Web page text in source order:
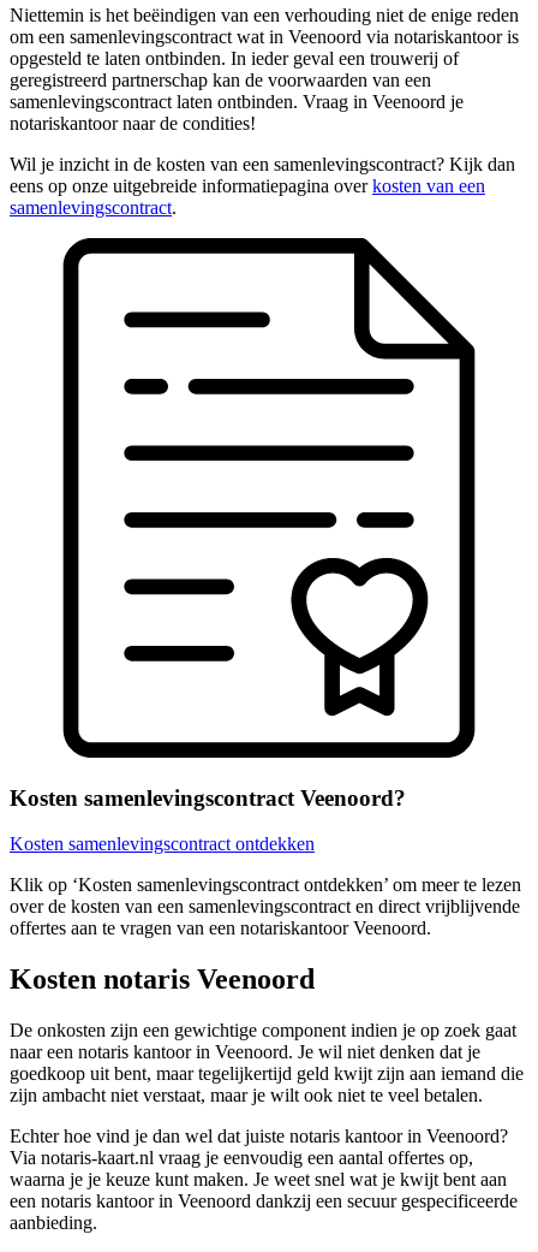
Niettemin is het beëindigen van een verhouding niet de enige reden
om een samenlevingscontract wat in Veenoord via notariskantoor is
opgesteld te laten ontbinden. In ieder geval een trouwerij of
geregistreerd partnerschap kan de voorwaarden van een
samenlevingscontract laten ontbinden. Vraag in Veenoord je
notariskantoor naar de condities!
Wil je inzicht in de kosten van een samenlevingscontract? Kijk dan
eens op onze uitgebreide informatiepagina overkosten van een
samenlevingscontract.
Kosten samenlevingscontract Veenoord?
Kosten samenlevingscontract ontdekken
Klik op ‘Kosten samenlevingscontract ontdekken’ om meer te lezen
over de kosten van een samenlevingscontract en direct vrijblijvende
offertes aan te vragen van een notariskantoor Veenoord.
Kosten notaris Veenoord
De onkosten zijn een gewichtige component indien je op zoek gaat
naar een notaris kantoor in Veenoord. Je wil niet denken dat je
goedkoop uit bent, maar tegelijkertijd geld kwijt zijn aan iemand die
zijn ambacht niet verstaat, maar je wilt ook niet te veel betalen.
Echter hoe vind je dan wel dat juiste notaris kantoor in Veenoord?
Via notaris-kaart.nl vraag je eenvoudig een aantal offertes op,
waarna je je keuze kunt maken. Je weet snel wat je kwijt bent aan
een notaris kantoor in Veenoord dankzij een secuur gespecificeerde
aanbieding.